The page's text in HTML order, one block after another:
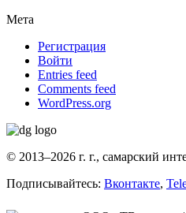
Мета
Регистрация
Войти
Entries feed
Comments feed
WordPress.org
© 2013–2026 г. г., самарский
Подписывайтесь: Вконтакте,